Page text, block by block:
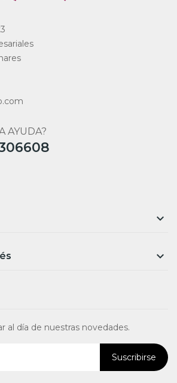
AYUDA?


al día de nuestras novedades.
Suscribirse